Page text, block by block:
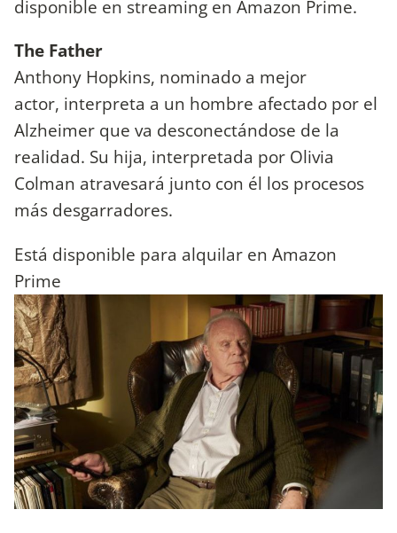
disponible en streaming en Amazon Prime.
The Father
Anthony Hopkins, nominado a mejor
actor, interpreta a un hombre afectado por el
Alzheimer que va desconectándose de la
realidad. Su hija, interpretada por Olivia
Colman atravesará junto con él los procesos
más desgarradores.
Está disponible para alquilar en Amazon
Prime